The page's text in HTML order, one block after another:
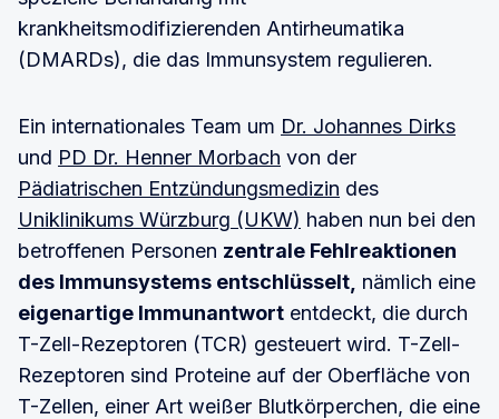
krankheitsmodifizierenden Antirheumatika
(DMARDs), die das Immunsystem regulieren.
Ein internationales Team um Dr. Johannes Dirks
und PD Dr. Henner Morbach von der
Pädiatrischen Entzündungsmedizin des
Uniklinikums Würzburg (UKW) haben nun bei den
betroffenen Personen zentrale Fehlreaktionen
des Immunsystems entschlüsselt, nämlich eine
eigenartige Immunantwort entdeckt, die durch
T-Zell-Rezeptoren (TCR) gesteuert wird. T-Zell-
Rezeptoren sind Proteine auf der Oberfläche von
T-Zellen, einer Art weißer Blutkörperchen, die eine